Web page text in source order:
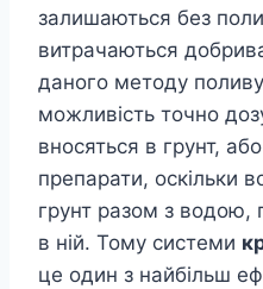
залишаються без
витрачаються
даного методу
можливість точно
вносяться в грунт, або
препарати, оскільки
грунт разом з водою,
в ній. Тому системи
це один з найбільш